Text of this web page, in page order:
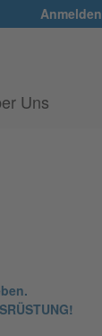
Anmelden
Uns